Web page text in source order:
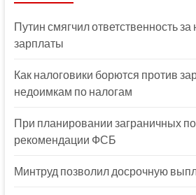
Путин смягчил ответственность
зарплаты
Как налоговики борются против
недоимкам по налогам
При планировании заграничных
рекомендации ФСБ
Минтруд позволил досрочную